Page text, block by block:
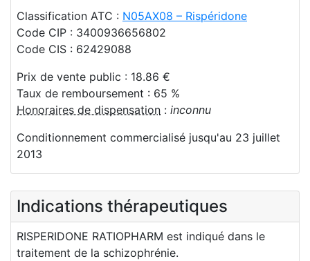
Classification ATC : N05AX08 – Rispéridone
Code CIP : 3400936656802
Code CIS : 62429088
Prix de vente public : 18.86 €
Taux de remboursement : 65 %
Honoraires de dispensation : inconnu
Conditionnement commercialisé jusqu'au 23 juillet
2013
Indications thérapeutiques
RISPERIDONE RATIOPHARM est indiqué dans le
traitement de la schizophrénie.